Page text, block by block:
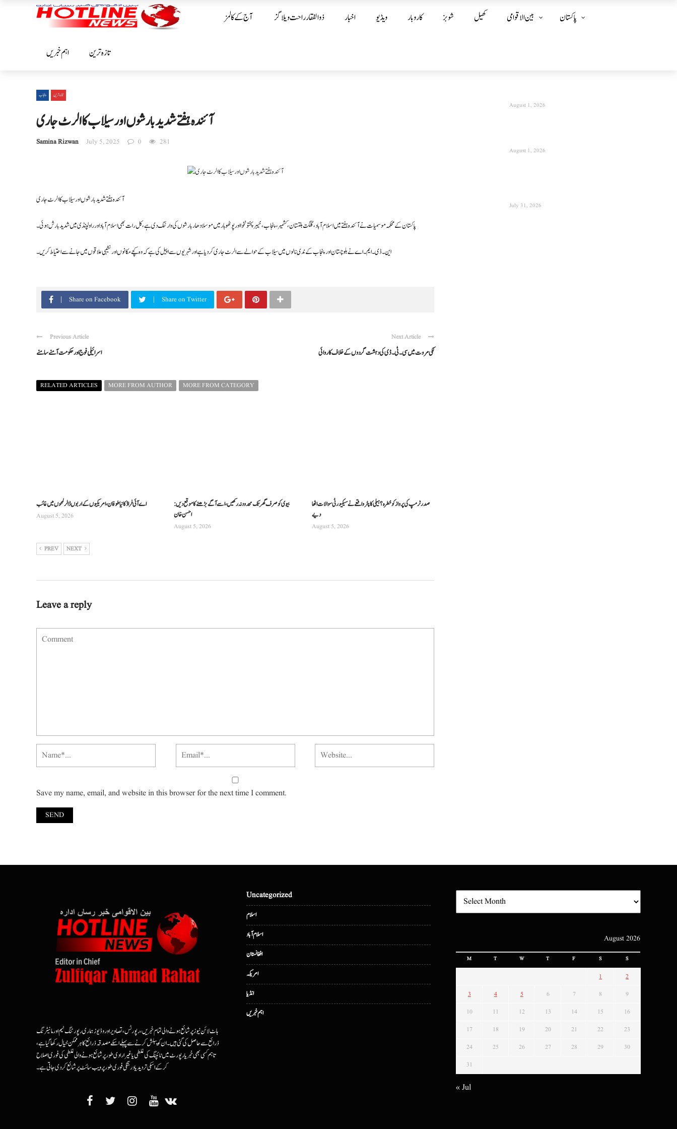
آج کے کالمز ذوالفقار راحت ویلاگز اخبار ویڈیو کاروبار شوبز کھیل بین الا قوامی پاکستان
اہم خبریں تازہ ترین
پنجاب تازہ ترین
آئندہ ہفتے شدید بارشوں اور سیلاب کا الرٹ جاری
Samina Rizwan July 5, 2025 0 281
آئندہ ہفتے شدید بارشوں اور سیلاب کا الرٹ جاری
پاکستان کے محکمہ موسمیات نے آئندہ ہفتے میں اسلام آباد، گلگت بلتستان ،کشمیر، پنجاب، خیبر پختونخوا اور پوٹھوہار میں موسلادھار بارشوں کی وارننگ دی ہے، کل رات بھی اسلام آباد اور راولپنڈی میں شدید بارش ہوئی۔
این۔ ڈی۔ ایم۔ اے نے بلوچستان اور پنجاب کے ندی نالوں میں سیلاب کے حوالے سے الرٹ جاری کر دیا ہے اور شہریوں سے اپیل کی ہے کہ وہ کچے مکانوں اور نشیبی علاقوں میں جانے سے احتیاط کریں۔
Share on Facebook Share on Twitter
Previous Article
اسرائیلی فوج اور حکومت آمنے سامنے
Next Article
لکی مروت میں سی۔ٹی۔ڈی کی دہشت گردوں کے خلاف کاروائی
RELATED ARTICLES MORE FROM AUTHOR MORE FROM CATEGORY
اے آئی فراڈ کا نیا طوفان، امریکیوں کے اربوں ڈالر لمحوں میں غائب
August 5, 2026
بیوی کو صرف گھر تک محدود نہ رکھیں، اسے آگے بڑھنے کا موقع دیں:
احسن خان
August 5, 2026
صدر ٹرمپ کی پرواز کو خطرہ؟ ہیلی کاپٹر واقعے نے سیکیورٹی سوالات اٹھا
دیے
August 5, 2026
PREV NEXT
Leave a reply
Save my name, email, and website in this browser for the next time I comment.
August 1, 2026
August 1, 2026
July 31, 2026
ہاٹ لائن نیوز پر شائع ہونے والی تمام خبریں، رپورٹس، تصاویر اور وڈیوز ہماری رپورٹنگ ٹیم اور مانیٹرنگ
ذرائع سے حاصل کی گئی ہیں۔ ان کو پبلش کرنے سے پہلے اسکے مصدقہ ذرائع کا ہرممکن خیال رکھا گیا ہے،
تاہم کسی بھی خبر یا رپورٹ میں ٹائپنگ کی غلطی یا غیرارادی طور پر شائع ہونے والی غلطی کی فوری اصلاح
کرکے اسکی تردید یا درستگی فوری طور پر ویب سائٹ پر شائع کردی جاتی ہے۔
Uncategorized
اسلام
اسلام آباد
افغانستان
امریکہ
انڈیا
اہم خبریں
August 2026
M T W T F S S
1 2
3 4 5 6 7 8 9
10 11 12 13 14 15 16
17 18 19 20 21 22 23
24 25 26 27 28 29 30
31
« Jul